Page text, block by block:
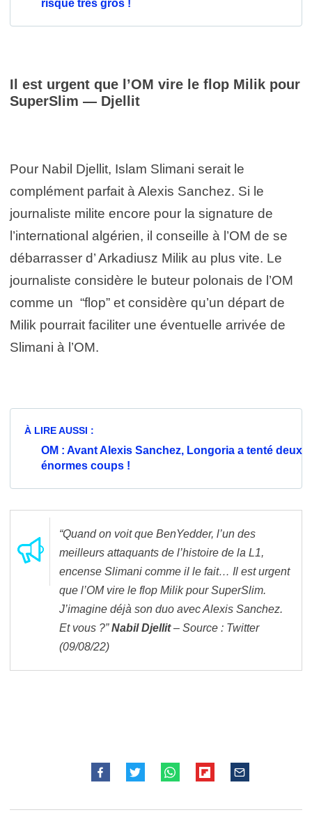
risque très gros !
Il est urgent que l’OM vire le flop Milik pour
SuperSlim — Djellit
Pour Nabil Djellit, Islam Slimani serait le
complément parfait à Alexis Sanchez. Si le
journaliste milite encore pour la signature de
l’international algérien, il conseille à l’OM de se
débarrasser d’ Arkadiusz Milik au plus vite. Le
journaliste considère le buteur polonais de l’OM
comme un “flop” et considère qu’un départ de
Milik pourrait faciliter une éventuelle arrivée de
Slimani à l’OM.
À LIRE AUSSI :
OM : Avant Alexis Sanchez, Longoria a tenté deux
énormes coups !
“Quand on voit que BenYedder, l’un des
meilleurs attaquants de l’histoire de la L1,
encense Slimani comme il le fait… Il est urgent
que l’OM vire le flop Milik pour SuperSlim.
J’imagine déjà son duo avec Alexis Sanchez.
Et vous ?”Nabil Djellit– Source : Twitter
(09/08/22)